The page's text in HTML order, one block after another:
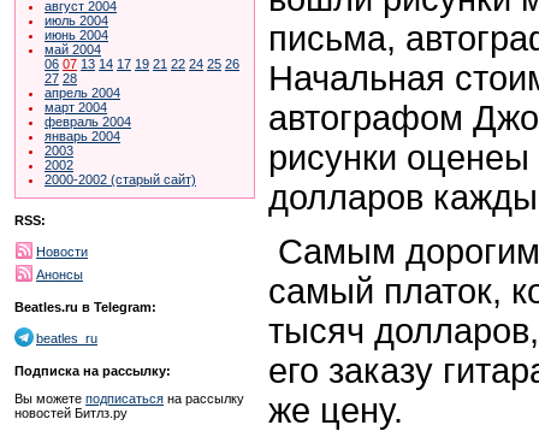
август 2004
июль 2004
июнь 2004
май 2004
06 07 13 14 17 19 21 22 24 25 26
27 28
апрель 2004
март 2004
февраль 2004
январь 2004
2003
2002
2000-2002 (старый сайт)
RSS:
Новости
Анонсы
Beatles.ru в Telegram:
beatles_ru
Подписка на рассылку:
Вы можете подписаться на рассылку
новостей Битлз.ру
письма,
Начальная
автографом
рисунки
долларов
Самым дорогим
самый платок,
тысяч
его заказу
же цену.